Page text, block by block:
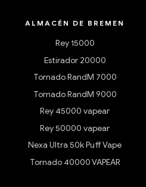
ALMACÉN DE BREMEN
Rey 15000
Estirador 20000
Tornado RandM 7000
Tornado RandM 9000
Rey 45000 vapear
Rey 50000 vapear
Nexa Ultra 50k Puff Vape
Tornado 40000 VAPEAR